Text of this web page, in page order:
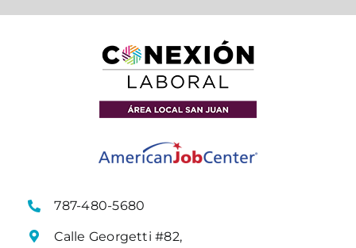
787-480-5680
Calle Georgetti #82,